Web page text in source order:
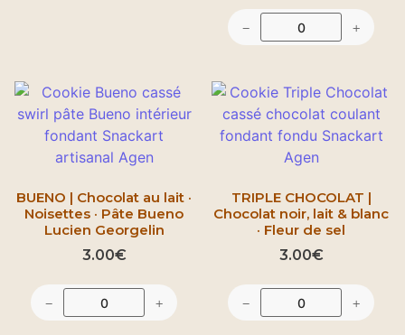
− +
BUENO | Chocolat au lait ·
Noisettes · Pâte Bueno
Lucien Georgelin
3.00€
− +
TRIPLE CHOCOLAT |
Chocolat noir, lait & blanc
· Fleur de sel
3.00€
− +